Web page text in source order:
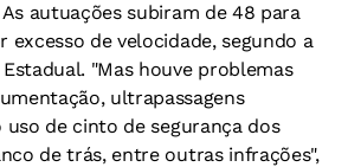
autuações subiram de 48 para
excesso de velocidade, segundo a
"Mas houve problemas
ultrapassagens
uso de cinto de segurança dos
de trás, entre outras infrações",